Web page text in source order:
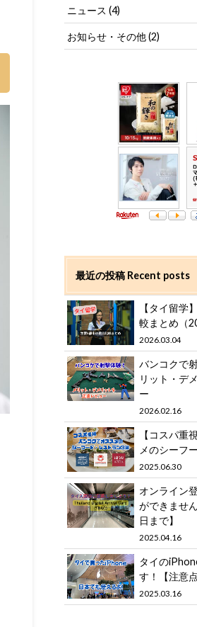
ニュース(4)
お知らせ・その他(2)
最近の投稿 Recent posts
【タイ留学
較まとめ（
2026.03.04
バンコクで
リット・デ
ー
2026.02.16
【コスパ重
メのシーフ
2025.06.30
オンライン
ができませ
日まで】
2025.04.16
タイの
す！【注意点
2025.03.16